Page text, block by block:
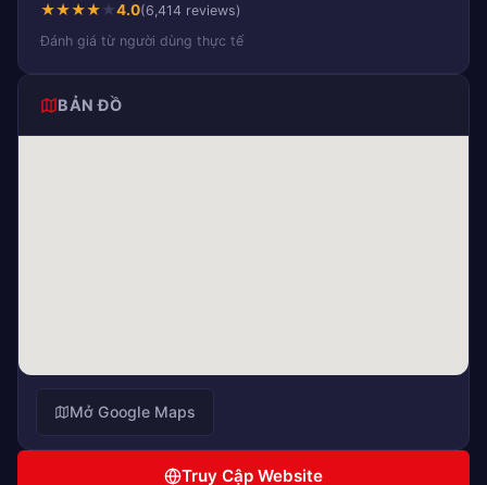
★★★★★4.0(6,414 reviews)
Đánh giá từ người dùng thực tế
BẢN ĐỒ
Mở Google Maps
Truy Cập Website